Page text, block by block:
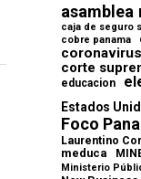
asamblea
caja de seguro
cobre panama
coronavirus
corte
educacion
Estados
Foco
Laurentino
meduca
Ministerio